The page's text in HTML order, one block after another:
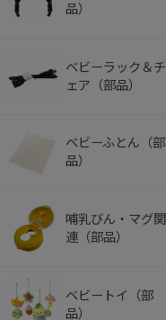
品）
ベビーラック＆チ
ェア（部品）
ベビーふとん（部
品）
哺乳びん・マグ関
連（部品）
ベビートイ（部
品）